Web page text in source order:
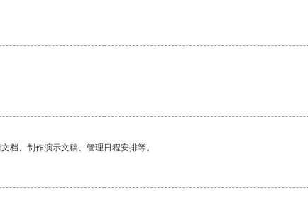
档、制作演示文稿、管理日程安排等。